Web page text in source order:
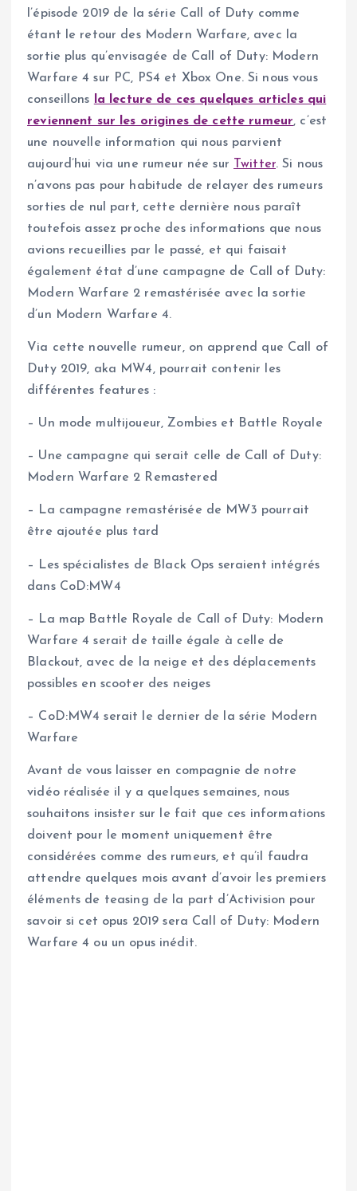
l’épisode 2019 de la série Call of Duty comme
étant le retour des Modern Warfare, avec la
sortie plus qu’envisagée de Call of Duty: Modern
Warfare 4 sur PC, PS4 et Xbox One. Si nous vous
conseillons
la lecture de ces quelques articles qui
reviennent sur les origines de cette rumeur, c’est
une nouvelle information qui nous parvient
aujourd’hui via une rumeur née sur
Twitter. Si nous
n’avons pas pour habitude de relayer des rumeurs
sorties de nul part, cette dernière nous paraît
toutefois assez proche des informations que nous
avions recueillies par le passé, et qui faisait
également état d’une campagne de Call of Duty:
Modern Warfare 2 remastérisée avec la sortie
d’un Modern Warfare 4.
Via cette nouvelle rumeur, on apprend que Call of
Duty 2019, aka MW4, pourrait contenir les
différentes features :
– Un mode multijoueur, Zombies et Battle Royale
– Une campagne qui serait celle de Call of Duty:
Modern Warfare 2 Remastered
– La campagne remastérisée de MW3 pourrait
être ajoutée plus tard
– Les spécialistes de Black Ops seraient intégrés
dans CoD:MW4
– La map Battle Royale de Call of Duty: Modern
Warfare 4 serait de taille égale à celle de
Blackout, avec de la neige et des déplacements
possibles en scooter des neiges
– CoD:MW4 serait le dernier de la série Modern
Warfare
Avant de vous laisser en compagnie de notre
vidéo réalisée il y a quelques semaines, nous
souhaitons insister sur le fait que ces informations
doivent pour le moment uniquement être
considérées comme des rumeurs, et qu’il faudra
attendre quelques mois avant d’avoir les premiers
éléments de teasing de la part d’Activision pour
savoir si cet opus 2019 sera Call of Duty: Modern
Warfare 4 ou un opus inédit.